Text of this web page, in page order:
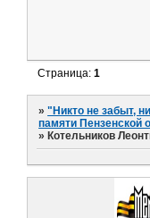
Страница:1
»"Никто не забыт,
памяти Пензенской
»Котельников